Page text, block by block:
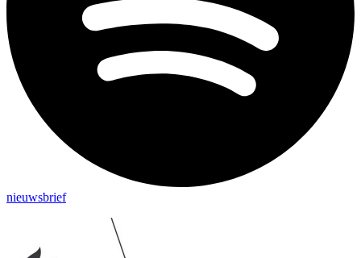
nieuwsbrief